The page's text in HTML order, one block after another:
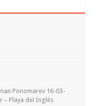
Ponomarev 16-03-
– Playa del Inglés